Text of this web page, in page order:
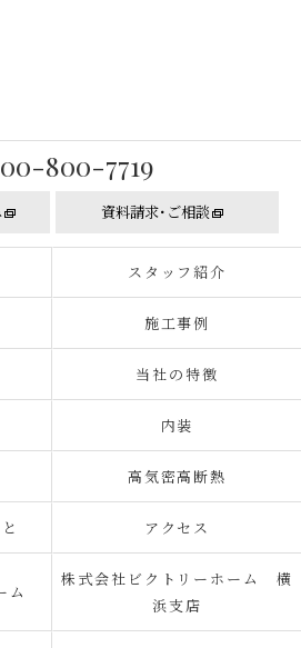
800-7719
資料請求･ご相談
スタッフ紹介
施工事例
当社の特徴
内装
高気密高断熱
アクセス
ム
株式会社ビクトリーホーム 横
浜支店